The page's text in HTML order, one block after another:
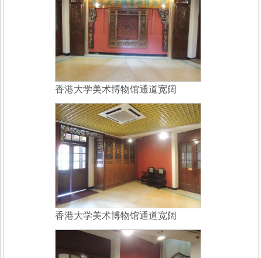
香港大学美术博物馆通道宽阔
香港大学美术博物馆通道宽阔